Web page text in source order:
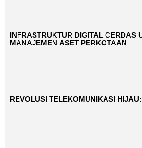
INFRASTRUKTUR DIGITAL CERDAS
MANAJEMEN ASET PERKOTAAN
REVOLUSI TELEKOMUNIKASI